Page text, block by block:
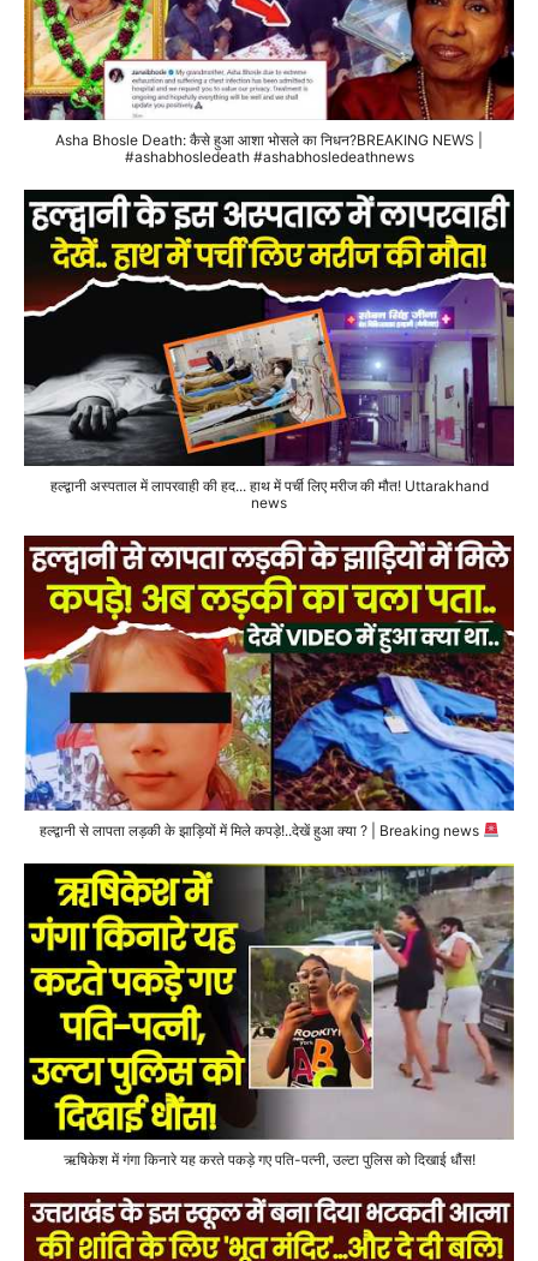
Asha Bhosle Death: कैसे हुआ आशा भोसले का निधन?BREAKING NEWS |
#ashabhosledeath #ashabhosledeathnews
हल्द्वानी अस्पताल में लापरवाही की हद... हाथ में पर्ची लिए मरीज की मौत! Uttarakhand
news
हल्द्वानी से लापता लड़की के झाड़ियों में मिले कपड़े!..देखें हुआ क्या ? | Breaking news
ऋषिकेश में गंगा किनारे यह करते पकड़े गए पति-पत्नी, उल्टा पुलिस को दिखाई धौंस!